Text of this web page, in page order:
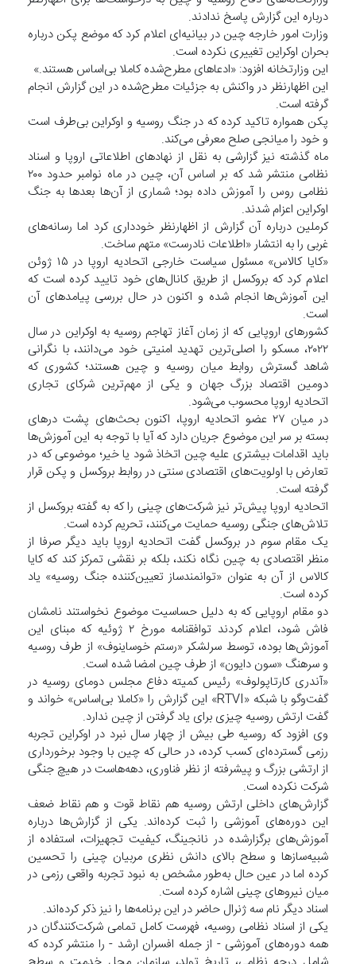
درباره این گزارش پاسخ ندادند.
وزارت امور خارجه چین در بیانیه‌ای اعلام کرد که موضع پکن درباره
بحران اوکراین تغییری نکرده است.
این وزارتخانه افزود: «ادعاهای مطرح‌شده کاملا بی‌اساس هستند.»
این اظهارنظر در واکنش به جزئیات مطرح‌شده در این گزارش انجام
گرفته است.
پکن همواره تاکید کرده که در جنگ روسیه و اوکراین بی‌طرف است
و خود را میانجی صلح معرفی می‌کند.
ماه گذشته نیز گزارشی به نقل از نهادهای اطلاعاتی اروپا و اسناد
نظامی منتشر شد که بر اساس آن، چین در ماه نوامبر حدود ۲۰۰
نظامی روس را آموزش داده بود؛ شماری از آن‌ها بعدها به جنگ
اوکراین اعزام شدند.
کرملین درباره آن گزارش از اظهارنظر خودداری کرد اما رسانه‌های
غربی را به انتشار «اطلاعات نادرست» متهم ساخت.
«کایا کالاس» مسئول سیاست خارجی اتحادیه اروپا در ۱۵ ژوئن
اعلام کرد که بروکسل از طریق کانال‌های خود تایید کرده است که
این آموزش‌ها انجام شده و اکنون در حال بررسی پیامدهای آن
است.
کشورهای اروپایی که از زمان آغاز تهاجم روسیه به اوکراین در سال
۲۰۲۲، مسکو را اصلی‌ترین تهدید امنیتی خود می‌دانند، با نگرانی
شاهد گسترش روابط میان روسیه و چین هستند؛ کشوری که
دومین اقتصاد بزرگ جهان و یکی از مهم‌ترین شرکای تجاری
اتحادیه اروپا محسوب می‌شود.
در میان ۲۷ عضو اتحادیه اروپا، اکنون بحث‌های پشت درهای
بسته بر سر این موضوع جریان دارد که آیا با توجه به این آموزش‌ها
باید اقدامات بیشتری علیه چین اتخاذ شود یا خیر؛ موضوعی که در
تعارض با اولویت‌های اقتصادی سنتی در روابط بروکسل و پکن قرار
گرفته است.
اتحادیه اروپا پیش‌تر نیز شرکت‌های چینی را که به گفته بروکسل از
تلاش‌های جنگی روسیه حمایت می‌کنند، تحریم کرده است.
یک مقام سوم در بروکسل گفت اتحادیه اروپا باید دیگر صرفا از
منظر اقتصادی به چین نگاه نکند، بلکه بر نقشی تمرکز کند که کایا
کالاس از آن به عنوان «توانمندساز تعیین‌کننده جنگ روسیه» یاد
کرده است.
دو مقام اروپایی که به دلیل حساسیت موضوع نخواستند نامشان
فاش شود، اعلام کردند توافقنامه مورخ ۲ ژوئیه که مبنای این
آموزش‌ها بوده، توسط سرلشکر «رستم خوساینوف» از طرف روسیه
و سرهنگ «سون دایون» از طرف چین امضا شده است.
«آندری کارتاپولوف» رئیس کمیته دفاع مجلس دومای روسیه در
گفت‌وگو با شبکه «RTVI» این گزارش را «کاملا بی‌اساس» خواند و
گفت ارتش روسیه چیزی برای یاد گرفتن از چین ندارد.
وی افزود که روسیه طی بیش از چهار سال نبرد در اوکراین تجربه
رزمی گسترده‌ای کسب کرده، در حالی که چین با وجود برخورداری
از ارتشی بزرگ و پیشرفته از نظر فناوری، دهه‌هاست در هیچ جنگی
شرکت نکرده است.
گزارش‌های داخلی ارتش روسیه هم نقاط قوت و هم نقاط ضعف
این دوره‌های آموزشی را ثبت کرده‌اند. یکی از گزارش‌ها درباره
آموزش‌های برگزارشده در نانجینگ، کیفیت تجهیزات، استفاده از
شبیه‌سازها و سطح بالای دانش نظری مربیان چینی را تحسین
کرده اما در عین حال به‌طور مشخص به نبود تجربه واقعی رزمی در
میان نیروهای چینی اشاره کرده است.
اسناد دیگر نام سه ژنرال حاضر در این برنامه‌ها را نیز ذکر کرده‌اند.
یکی از اسناد نظامی روسیه، فهرست کامل تمامی شرکت‌کنندگان در
همه دوره‌های آموزشی - از جمله افسران ارشد - را منتشر کرده که